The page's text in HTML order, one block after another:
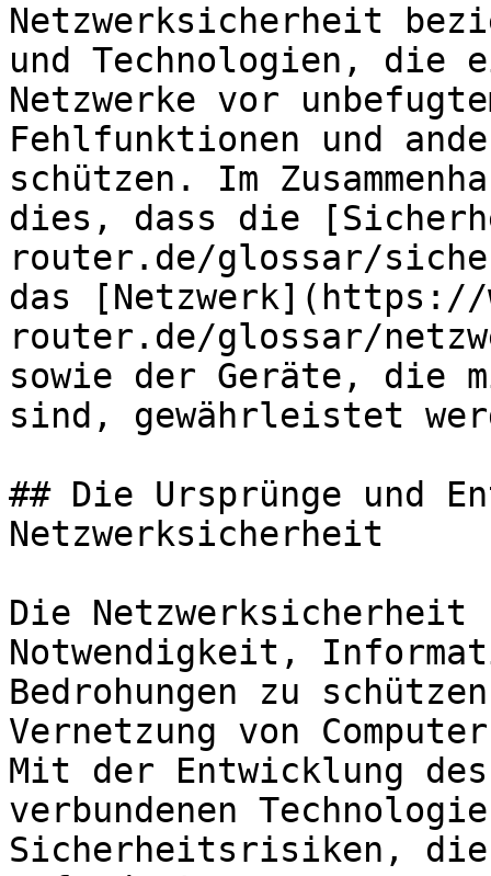
Netzwerksicherheit
und Technologien, die
Netzwerke vor
Fehlfunktionen und
schützen. Im
dies, dass die
router.de/glossar/
das [Netzwerk](https://
router.de/glossar/
sowie der Geräte, die
sind, gewährleistet
## Die Ursprünge und
Netzwerksicherheit
Die
Notwendigkeit,
Bedrohungen zu
Vernetzung von
Mit der Entwicklung
verbundenen
Sicherheitsrisiken, die